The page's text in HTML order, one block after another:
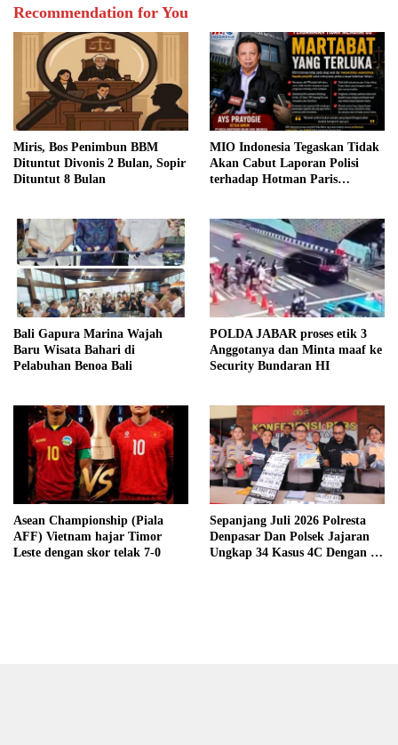
Recommendation for You
Miris, Bos Penimbun BBM
Dituntut Divonis 2 Bulan, Sopir
Dituntut 8 Bulan
MIO Indonesia Tegaskan Tidak
Akan Cabut Laporan Polisi
terhadap Hotman Paris
Bali Gapura Marina Wajah
Baru Wisata Bahari di
Pelabuhan Benoa Bali
POLDA JABAR proses etik 3
Anggotanya dan Minta maaf ke
Security Bundaran HI
Asean Championship (Piala
AFF) Vietnam hajar Timor
Leste dengan skor telak 7-0
Sepanjang Juli 2026 Polresta
Denpasar Dan Polsek Jajaran
Ungkap 34 Kasus 4C Dengan 42